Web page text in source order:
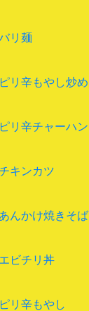
リ麺
リ辛もやし炒め
リ辛チャーハン
キンカツ
んかけ焼きそば
ビチリ丼
リ辛もやし